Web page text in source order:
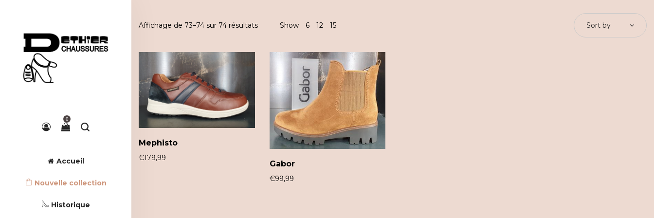
0
Accueil
Nouvelle collection
Historique
Affichage de 73–74 sur 74 résultats Show 6 12 15 Sort by
Mephisto
€179,99
Gabor
€99,99